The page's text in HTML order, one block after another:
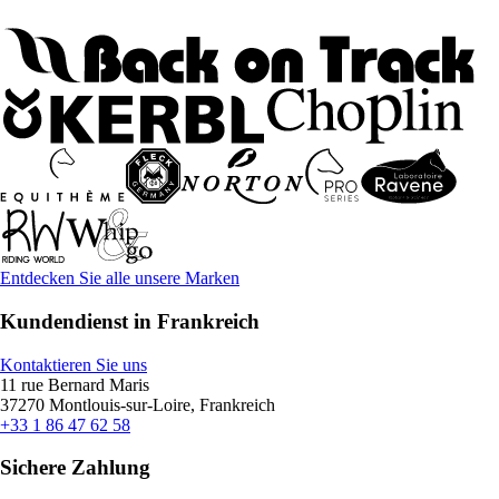
Entdecken Sie alle unsere Marken
Kundendienst in Frankreich
Kontaktieren Sie uns
11 rue Bernard Maris
37270 Montlouis-sur-Loire, Frankreich
+33 1 86 47 62 58
Sichere Zahlung